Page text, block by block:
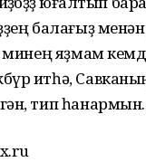
балағыҙ
минең яҙмам
итһә,
тип